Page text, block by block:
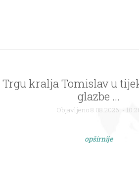
Trgu kralja Tomislav u
glazbe ...
Objavljeno 8.08.2026. -
opširnije